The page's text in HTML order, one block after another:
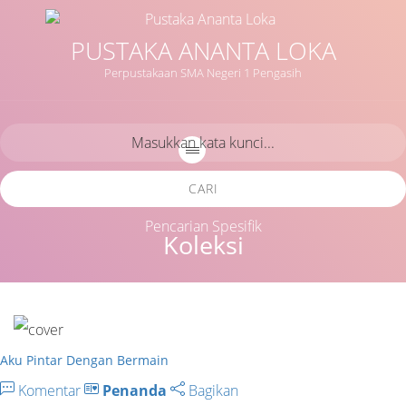
PUSTAKA ANANTA LOKA
Perpustakaan SMA Negeri 1 Pengasih
Koleksi
CARI
Pencarian Spesifik
Aku Pintar Dengan Bermain
Komentar Penanda Bagikan